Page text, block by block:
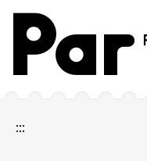
跳到主要內容區塊
網站導覽
:::